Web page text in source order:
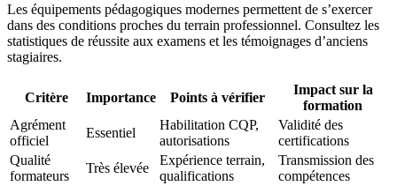
Les équipements pédagogiques modernes permettent de s’exercer
dans des conditions proches du terrain professionnel. Consultez les
statistiques de réussite aux examens et les témoignages d’anciens
stagiaires.
Critère Importance Points à vérifier
Impact sur la
formation
Agrément
officiel
Essentiel
Habilitation CQP,
autorisations
Validité des
certifications
Qualité
formateurs
Très élevée
Expérience terrain,
qualifications
Transmission des
compétences